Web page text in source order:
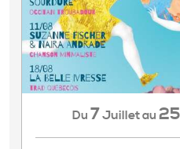
Du 7Juilletau 25